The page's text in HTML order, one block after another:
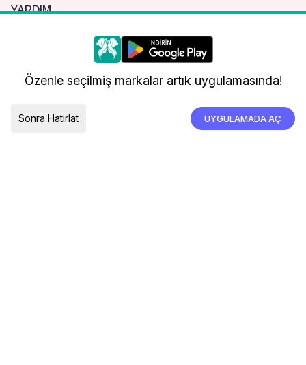
YARDIM
Sık Sorulan Sorular
Nasıl Sipariş Verebilirim?
Kargo ve Teslimat
Daha iyi bir alışveriş deneyimi için çerezleri
kullanıyoruz.
Özenle seçilmiş markalar artık uygulamasında!
Sonra Hatırlat UYGULAMADA AÇ